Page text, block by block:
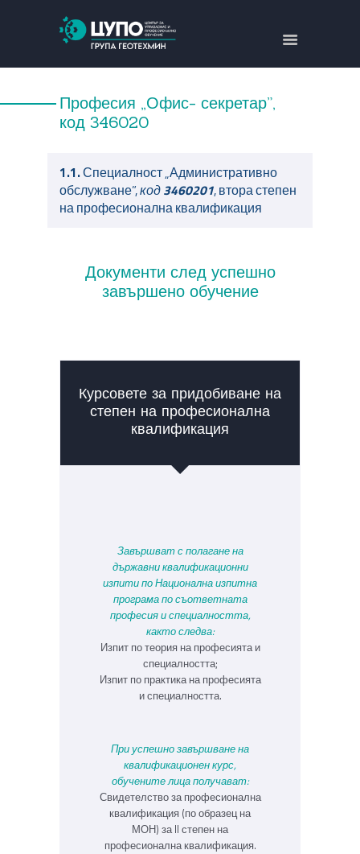
ЗА НАС
ОБУЧЕНИЯ
КОНТАКТИ
ENGLISH
Професия „Офис- секретар”,
код 346020
1.1.Специалност „Административно
обслужване”,код3460201, втора степен
на професионална квалификация
Документи след успешно
завършено обучение
Курсовете за придобиване на
степен на професионална
квалификация
Завършват с полагане на
държавни квалификационни
изпити по Национална изпитна
програма по съответната
професия и специалността,
както следва:
Изпит по теория на професията и
специалността;
Изпит по практика на професията
и специалността.
При успешно завършване на
квалификационен курс,
обучените лица получават:
Свидетелство за професионална
квалификация (по образец на
МОН) за II степен на
професионална квалификация.